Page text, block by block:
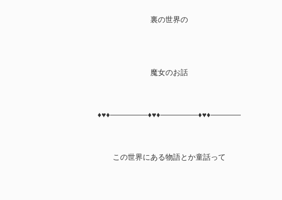
裏の世界の
魔女のお話
♦♥♦―――――♦♥♦―――――♦♥♦――――
この世界にある物語とか童話って